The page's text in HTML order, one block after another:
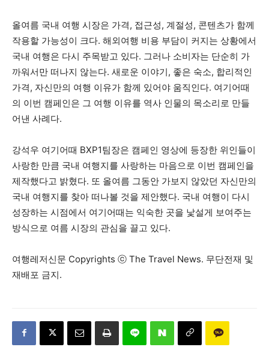
올여름 국내 여행 시장은 가격, 접근성, 계절성, 콘텐츠가 함께
작용할 가능성이 크다. 해외여행 비용 부담이 커지는 상황에서
국내 여행은 다시 주목받고 있다. 그러나 소비자는 단순히 가
까워서만 떠나지 않는다. 새로운 이야기, 좋은 숙소, 합리적인
가격, 자신만의 여행 이유가 함께 있어야 움직인다. 여기어때
의 이번 캠페인은 그 여행 이유를 역사 인물의 목소리로 만들
어낸 사례다.
강석우 여기어때 BXP1팀장은 캠페인 영상에 등장한 위인들이
사랑한 만큼 국내 여행지를 사랑하는 마음으로 이번 캠페인을
제작했다고 밝혔다. 또 올여름 그동안 가보지 않았던 자신만의
국내 여행지를 찾아 떠나볼 것을 제안했다. 국내 여행이 다시
성장하는 시점에서 여기어때는 익숙한 곳을 낯설게 보여주는
방식으로 여름 시장의 관심을 끌고 있다.
여행레저신문 Copyrights ⓒ The Travel News. 무단전재 및
재배포 금지.